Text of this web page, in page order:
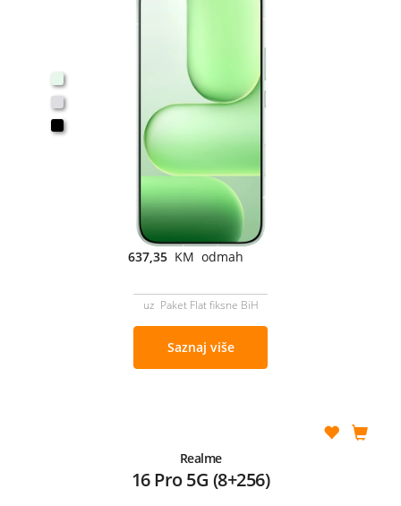
637,35 KM odmah
uz Paket Flat fiksne BiH
Saznaj više
Realme
16 Pro 5G (8+256)